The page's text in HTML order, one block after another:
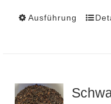
Ausführung
auf.